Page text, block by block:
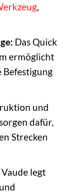
,
Das Quick
ermöglicht
Befestigung
und
dafür,
Strecken
Vaude legt